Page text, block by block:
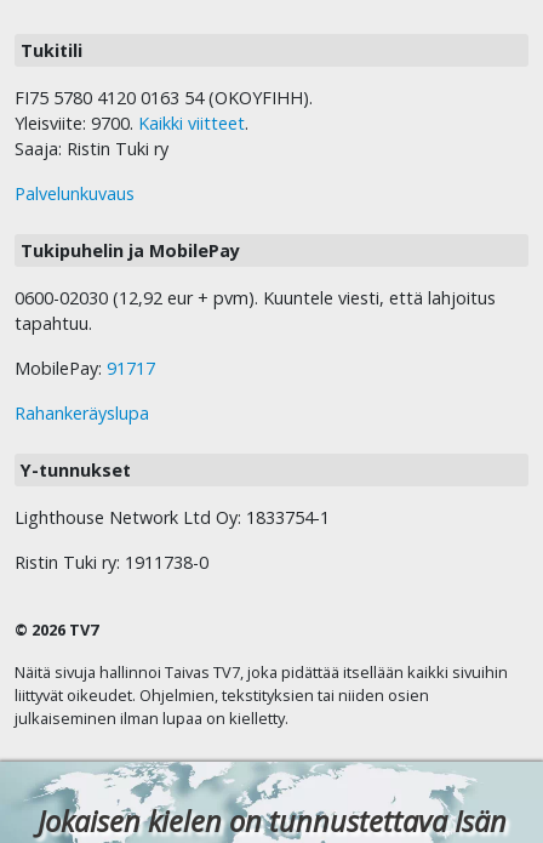
Tukitili
FI75 5780 4120 0163 54 (OKOYFIHH).
Yleisviite: 9700. Kaikki viitteet.
Saaja: Ristin Tuki ry
Palvelunkuvaus
Tukipuhelin ja MobilePay
0600-02030 (12,92 eur + pvm). Kuuntele viesti, että lahjoitus
tapahtuu.
MobilePay: 91717
Rahankeräyslupa
Y-tunnukset
Lighthouse Network Ltd Oy: 1833754-1
Ristin Tuki ry: 1911738-0
© 2026 TV7
Näitä sivuja hallinnoi Taivas TV7, joka pidättää itsellään kaikki sivuihin
liittyvät oikeudet. Ohjelmien, tekstityksien tai niiden osien
julkaiseminen ilman lupaa on kielletty.
Jokaisen kielen on tunnustettava Isän